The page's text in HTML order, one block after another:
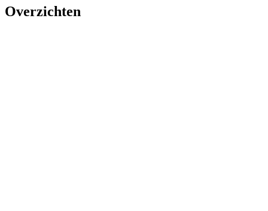
Overzichten